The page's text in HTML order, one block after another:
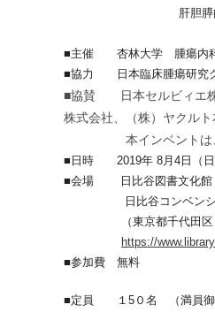
肝胆膵内科 医
■主催 杏林大学 腫瘍内科
■協力 日本臨床腫瘍研究グ
■協賛 日本セルビィエ株
株式会社、（株）ヤクルト
本インベントは、公益
■日時 2019年 8月4日（日
■会場 日比谷図書文化
日比谷コンベンショ
（東京都千代田区日
https://
■参加費 無料
■定員 １5０名 （満員御